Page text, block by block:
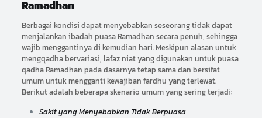
Ramadhan
Berbagai kondisi dapat menyebabkan seseorang tidak dapat
menjalankan ibadah puasa Ramadhan secara penuh, sehingga
wajib menggantinya di kemudian hari. Meskipun alasan untuk
mengqadha bervariasi, lafaz niat yang digunakan untuk puasa
qadha Ramadhan pada dasarnya tetap sama dan bersifat
umum untuk mengganti kewajiban fardhu yang terlewat.
Berikut adalah beberapa skenario umum yang sering terjadi:
Sakit yang Menyebabkan Tidak Berpuasa